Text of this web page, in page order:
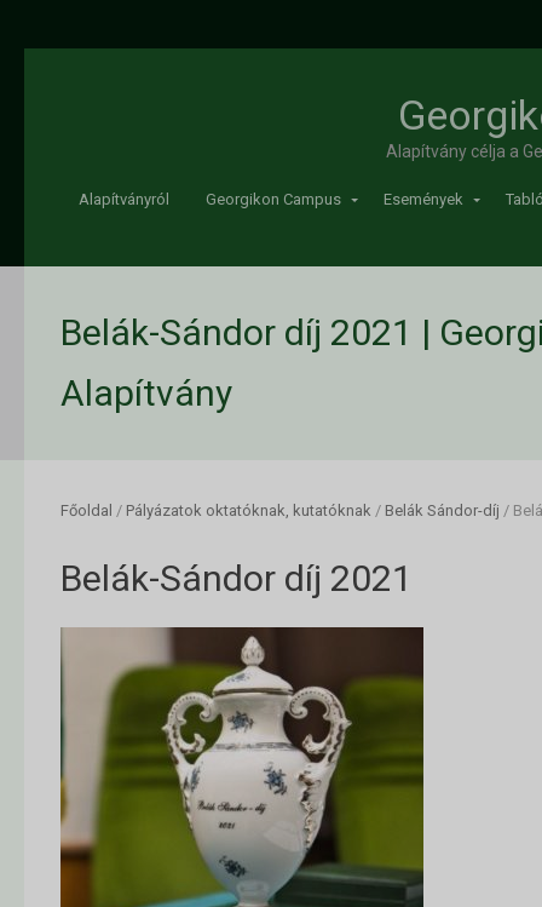
Alapítvány célja a
Alapítványról Georgikon Campus Események
Belák-Sándor díj 2021 |
Alapítvány
Főoldal / Pályázatok oktatóknak, kutatóknak / Belák Sándor-díj /
Belák-Sándor díj 2021